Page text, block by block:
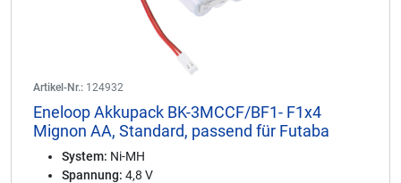
Artikel-Nr.: 124932
Eneloop Akkupack BK-3MCCF/BF1- F1x4
Mignon AA, Standard, passend für Futaba
System: Ni-MH
Spannung: 4,8 V